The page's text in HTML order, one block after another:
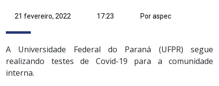
21 fevereiro, 2022 17:23 Por aspec
A Universidade Federal do Paraná (UFPR) segue
realizando testes de Covid-19 para a comunidade
interna.